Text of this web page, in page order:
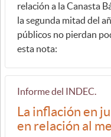
relación a la Canasta
la segunda mitad del
públicos no pierdan
esta nota:
Informe del INDEC.
La inflación en
en relación al